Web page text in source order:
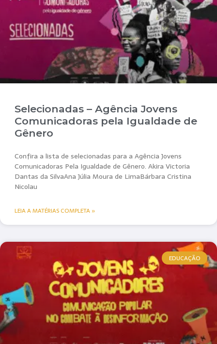
Selecionadas – Agência Jovens
Comunicadoras pela Igualdade de
Gênero
Confira a lista de selecionadas para a Agência Jovens
Comunicadoras Pela Igualdade de Gênero. Akira Victoria
Dantas da SilvaAna Júlia Moura de LimaBárbara Cristina
Nicolau
LEIA A MATÉRIAS COMPLETA »
EDUCAÇÃO